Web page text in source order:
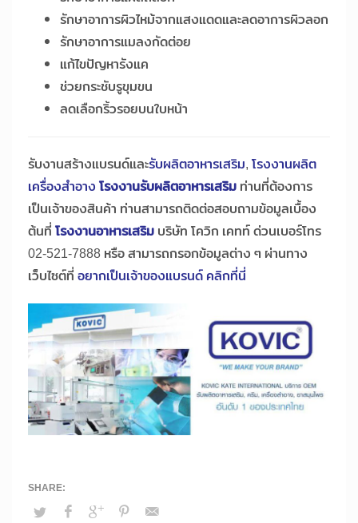
รักษาอาการผิวไหม้จากแสงแดดและลดอาการผิวลอก
รักษาอาการแมลงกัดต่อย
แก้ไขปัญหารังแค
ช่วยกระชับรูขุมขน
ลดเลือกริ้วรอยบนใบหน้า
รับงานสร้างแบรนด์และรับผลิตอาหารเสริม, โรงงานผลิต
เครื่องสำอาง โรงงานรับผลิตอาหารเสริม ท่านที่ต้องการ
เป็นเจ้าของสินค้า ท่านสามารถติดต่อสอบถามข้อมูลเบื้อง
ต้นที่ โรงงานอาหารเสริม บริษัท โควิก เคทท์ ด่วนเบอร์โทร
02-521-7888 หรือ สามารถกรอกข้อมูลต่าง ๆ ผ่านทาง
เว็บไซต์ที่ อยากเป็นเจ้าของแบรนด์ คลิกที่นี่